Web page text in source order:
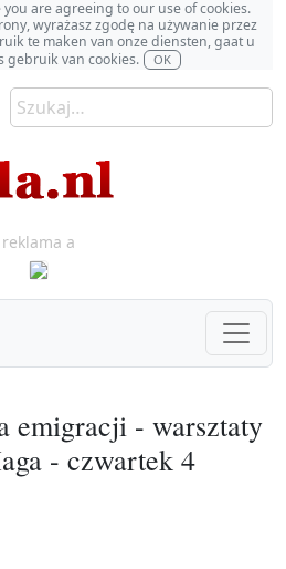
are agreeing to our use of cookies.
wyrażasz zgodę na używanie przez
te maken van onze diensten, gaat u
gebruik van cookies.
OK
reklama a
emigracji - warsztaty
- czwartek 4